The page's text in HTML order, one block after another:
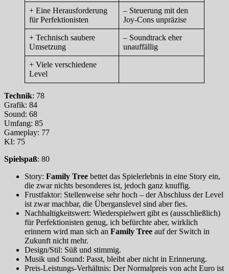
+ Eine Herausforderung
für Perfektionisten
– Steuerung mit den
Joy-Cons unpräzise
+ Technisch saubere
Umsetzung
– Soundtrack eher
unauffällig
+ Viele verschiedene
Level
Technik: 78
Grafik: 84
Sound: 68
Umfang: 85
Gameplay: 77
KI: 75
Spielspaß: 80
Story: Family Tree bettet das Spielerlebnis in eine Story ein,
die zwar nichts besonderes ist, jedoch ganz knuffig.
Frustfaktor: Stellenweise sehr hoch – der Abschluss der Level
ist zwar machbar, die Überganslevel sind aber fies.
Nachhaltigkeitswert: Wiederspielwert gibt es (ausschließlich)
für Perfektionisten genug, ich befürchte aber, wirklich
erinnern wird man sich an Family Tree auf der Switch in
Zukunft nicht mehr.
Design/Stil: Süß und stimmig.
Musik und Sound: Passt, bleibt aber nicht in Erinnerung.
Preis-Leistungs-Verhältnis: Der Normalpreis von acht Euro ist